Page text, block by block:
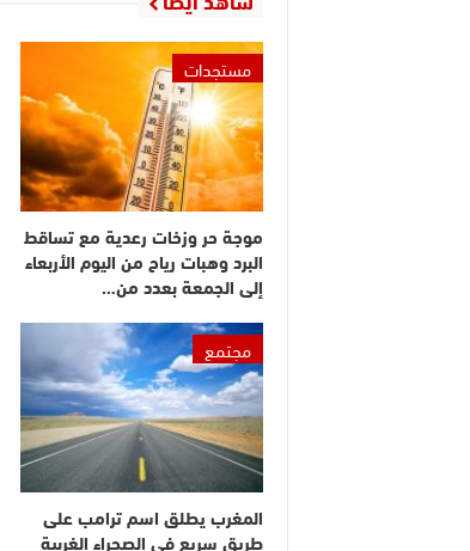
مستجدات
موجة حر وزخات رعدية مع تساقط
البرد وهبات رياح من اليوم الأربعاء
إلى الجمعة بعدد من…
مجتمع
المغرب يطلق اسم ترامب على
طريق سريع في الصحراء الغربية